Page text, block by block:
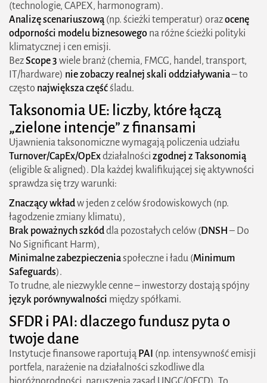
(technologie, CAPEX, harmonogram).
Analizę scenariuszową (np. ścieżki temperatur) orazocenę
odporności modelu biznesowego na różne ścieżki polityki
klimatycznej i cen emisji.
BezScope 3 wiele branż (chemia, FMCG, handel, transport,
IT/hardware) nie zobaczy realnej skali oddziaływania– to
często największa częśćśladu.
Taksonomia UE: liczby, które łączą
„zielone intencje” z finansami
Ujawnienia taksonomiczne wymagają policzenia udziału
Turnover/CapEx/OpExdziałalności zgodnej z Taksonomią
(eligible & aligned). Dla każdej kwalifikującej się aktywności
sprawdza się trzy warunki:
Znaczący wkładw jeden z celów środowiskowych (np.
łagodzenie zmiany klimatu),
Brak poważnych szkóddla pozostałych celów (DNSH – Do
No Significant Harm),
Minimalne zabezpieczeniaspołeczne i ładu (Minimum
Safeguards).
To trudne, ale niezwykle cenne – inwestorzy dostają spójny
język porównywalności między spółkami.
SFDR i PAI: dlaczego fundusz pyta o
twoje dane
Instytucje finansowe raportują PAI (np. intensywność emisji
portfela, narażenie na działalności szkodliwe dla